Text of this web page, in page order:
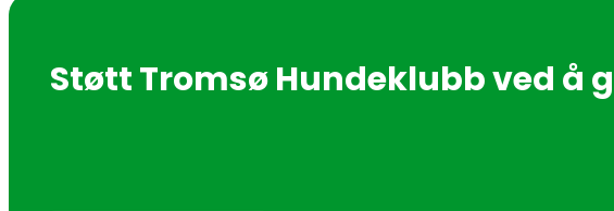
Støtt Tromsø Hundeklubb ved å